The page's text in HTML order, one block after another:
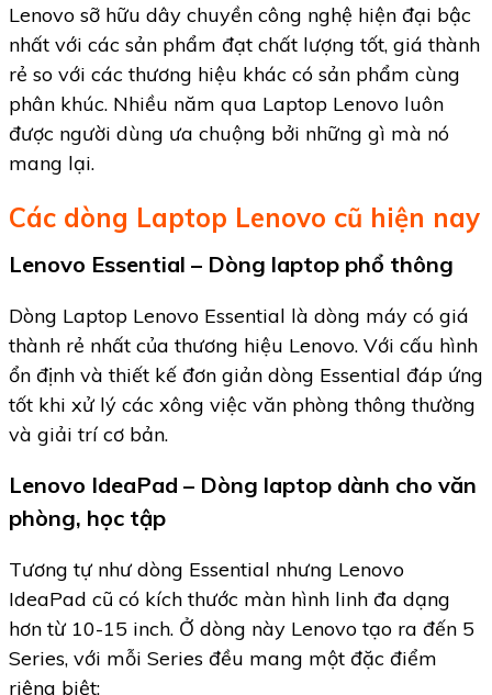
Lenovo sỡ hữu dây chuyền công nghệ hiện đại bậc
nhất với các sản phẩm đạt chất lượng tốt, giá thành
rẻ so với các thương hiệu khác có sản phẩm cùng
phân khúc. Nhiều năm qua Laptop Lenovo luôn
được người dùng ưa chuộng bởi những gì mà nó
mang lại.
Các dòng Laptop Lenovo cũ hiện nay
Lenovo Essential – Dòng laptop phổ thông
Dòng Laptop Lenovo Essential là dòng máy có giá
thành rẻ nhất của thương hiệu Lenovo. Với cấu hình
ổn định và thiết kế đơn giản dòng Essential đáp ứng
tốt khi xử lý các xông việc văn phòng thông thường
và giải trí cơ bản.
Lenovo IdeaPad – Dòng laptop dành cho văn
phòng, học tập
Tương tự như dòng Essential nhưng Lenovo
IdeaPad cũ có kích thước màn hình linh đa dạng
hơn từ 10-15 inch. Ở dòng này Lenovo tạo ra đến 5
Series, với mỗi Series đều mang một đặc điểm
riêng biệt: